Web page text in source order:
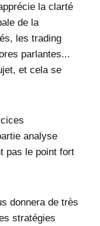
la clarté
de la
les trading
parlantes...
et cela se
analyse
pas le point fort
donnera de très
stratégies